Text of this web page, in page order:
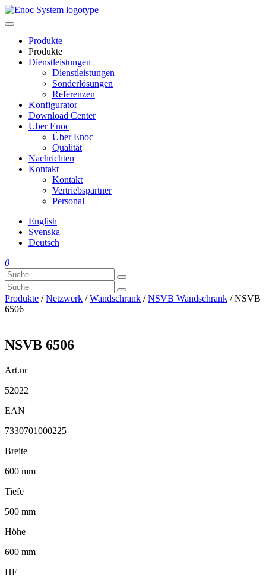
Skip
to
Produkte
Produkte
Dienstleistungen
Dienstleistungen
Sonderlösungen
Referenzen
Konfigurator
Download Center
Über Enoc
Über Enoc
Qualität
Nachrichten
Kontakt
Kontakt
Vertriebspartner
Personal
English
Svenska
Deutsch
0
Produkte /Netzwerk /Wandschrank /NSVB Wandschrank / NSVB
6506
NSVB 6506
Art.nr
52022
EAN
7330701000225
Breite
600 mm
Tiefe
500 mm
Höhe
600 mm
HE